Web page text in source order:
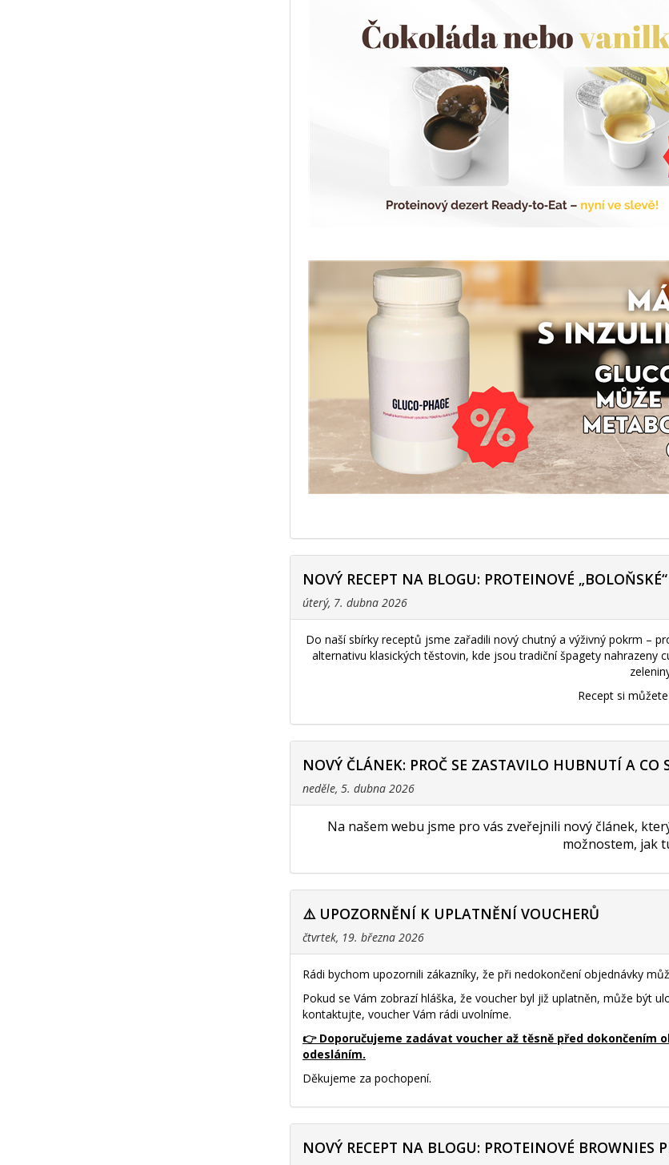
NOVÝ RECEPT NA BLOGU: PROTEINOVÉ
úterý, 7. dubna 2026
Do naší sbírky receptů jsme zařadili nový chutný a výživný pokrm –
alternativu klasických těstovin, kde jsou tradiční špagety nahrazeny
Recept si
NOVÝ ČLÁNEK: PROČ SE ZASTAVILO HUBNUTÍ A CO
neděle, 5. dubna 2026
Na našem webu jsme pro vás zveřejnili nový článek,
možnostem, jak
⚠️ UPOZORNĚNÍ K UPLATNĚNÍ VOUCHERŮ
čtvrtek, 19. března 2026
Rádi bychom upozornili zákazníky, že při nedokončení objednávky
Pokud se Vám zobrazí hláška, že voucher byl již uplatněn, může být
kontaktujte, voucher Vám rádi uvolníme.
👉 Doporučujeme zadávat voucher až těsně před
odesláním.
Děkujeme za pochopení.
NOVÝ RECEPT NA BLOGU: PROTEINOVÉ BROWNIES